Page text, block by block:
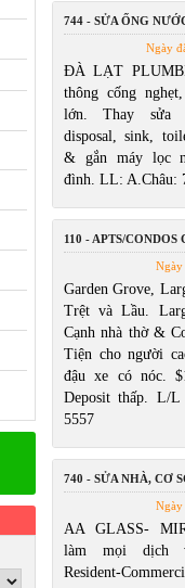
744 - SỬA ỐNG
Ngày
ĐÀ LẠT
thông cống
lớn. Thay sửa
disposal, sink,
& gắn máy lọc
đình. LL: A.Châu:
110 - APTS/CONDOS
Ngày
Garden Grove,
Trệt và Lầu.
Cạnh nhà thờ &
Tiện cho người
đậu xe có nóc.
Deposit thấp. L/
5557
740 - SỬA NHÀ, CƠ
Ngày
AA GLASS-
làm mọi dịch
Resident-